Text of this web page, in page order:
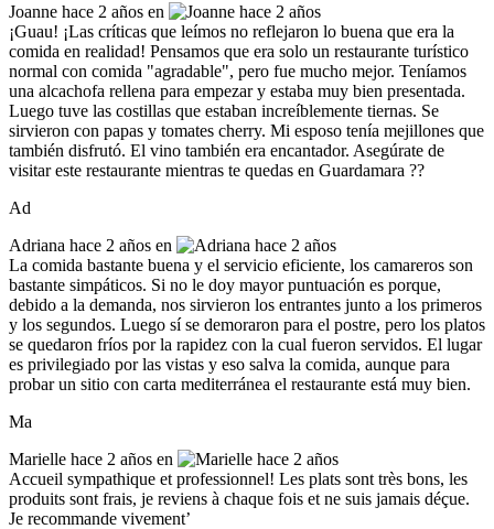
Joanne hace 2 años en
¡Guau! ¡Las críticas que leímos no reflejaron lo buena que era la
comida en realidad! Pensamos que era solo un restaurante turístico
normal con comida "agradable", pero fue mucho mejor. Teníamos
una alcachofa rellena para empezar y estaba muy bien presentada.
Luego tuve las costillas que estaban increíblemente tiernas. Se
sirvieron con papas y tomates cherry. Mi esposo tenía mejillones que
también disfrutó. El vino también era encantador. Asegúrate de
visitar este restaurante mientras te quedas en Guardamara ??
Ad
Adriana hace 2 años en
La comida bastante buena y el servicio eficiente, los camareros son
bastante simpáticos. Si no le doy mayor puntuación es porque,
debido a la demanda, nos sirvieron los entrantes junto a los primeros
y los segundos. Luego sí se demoraron para el postre, pero los platos
se quedaron fríos por la rapidez con la cual fueron servidos. El lugar
es privilegiado por las vistas y eso salva la comida, aunque para
probar un sitio con carta mediterránea el restaurante está muy bien.
Ma
Marielle hace 2 años en
Accueil sympathique et professionnel! Les plats sont très bons, les
produits sont frais, je reviens à chaque fois et ne suis jamais déçue.
Je recommande vivement’